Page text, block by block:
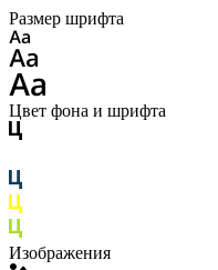
Размер шрифта
Цвет фона и шрифта
Изображения